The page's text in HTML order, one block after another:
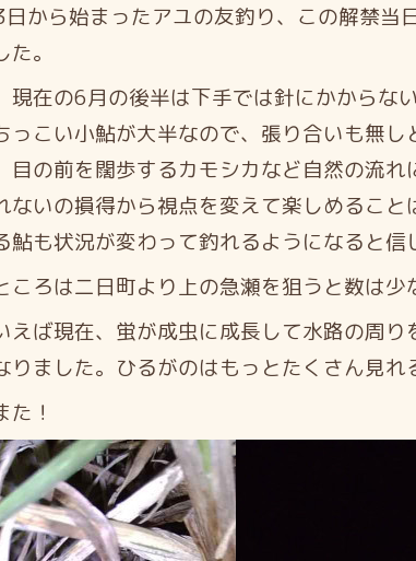
から始まったアユの友釣り、この解禁当
。
現在の6月の後半は下手では針にかからな
っこい小鮎が大半なので、張り合いも無
目の前を闊歩するカモシカなど自然の流れ
ないの損得から視点を変えて楽しめるこ
鮎も状況が変わって釣れるようになると信
ろは二日町より上の急瀬を狙うと数は少
ば現在、蛍が成虫に成長して水路の周
りました。ひるがのはもっとたくさん見
！